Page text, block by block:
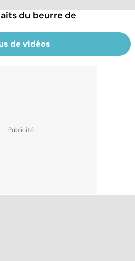
du beurre de
de vidéos